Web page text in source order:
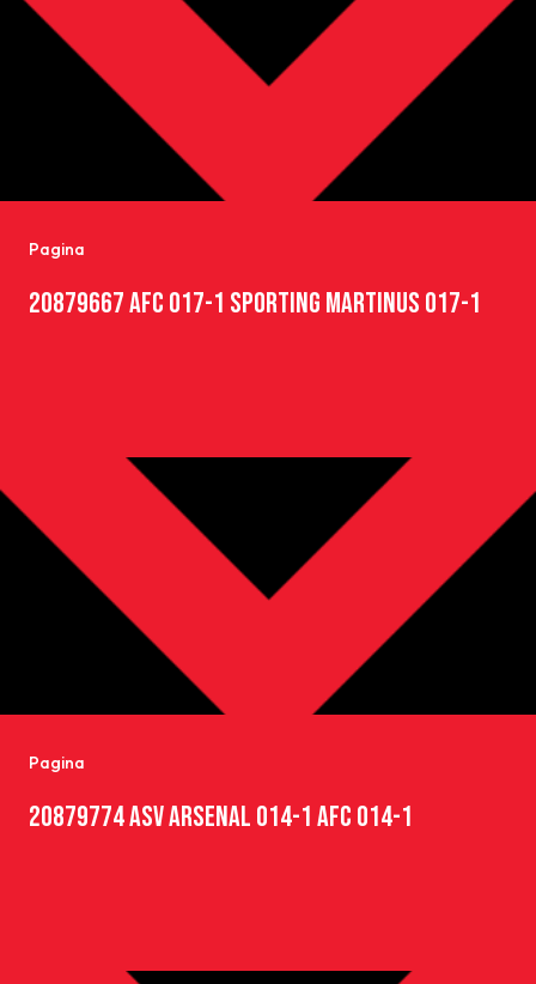
Pagina
20879667 AFC O17-1 SPORTING MARTINUS O17-1
Pagina
20879774 ASV ARSENAL O14-1 AFC O14-1